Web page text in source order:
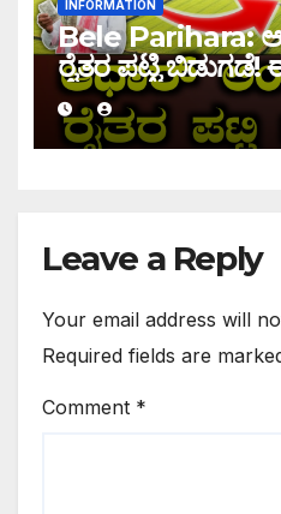
INFORMATION
Bele Parihara:
ರೈತರ ಪಟ್ಟಿ ಬಿಡುಗಡೆ!
ಹೆಸರು ಇದ್ದರೆ ನಿಮಗೆ
Leave a Reply
Your email address will
Required fields are
Comment *